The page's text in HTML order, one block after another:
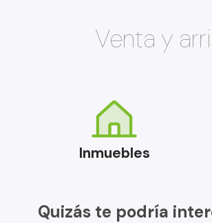
Venta y
Inmuebles
Quizás te podría